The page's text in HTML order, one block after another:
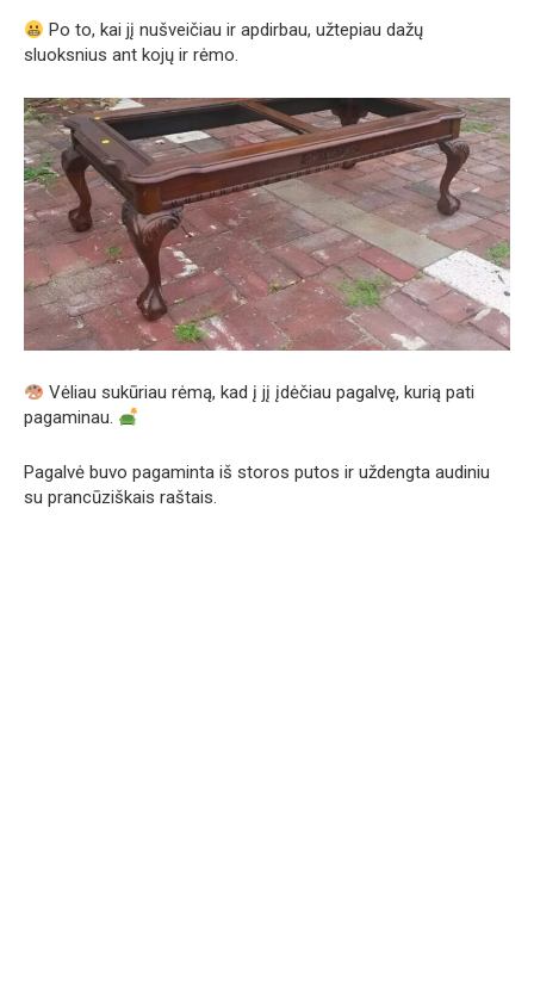
Po to, kai jį nušveičiau ir apdirbau, užtepiau dažų
sluoksnius ant kojų ir rėmo.
Vėliau sukūriau rėmą, kad į jį įdėčiau pagalvę, kurią pati
pagaminau.
Pagalvė buvo pagaminta iš storos putos ir uždengta audiniu
su prancūziškais raštais.